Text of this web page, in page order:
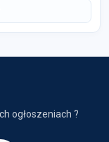
ogłoszeniach ?